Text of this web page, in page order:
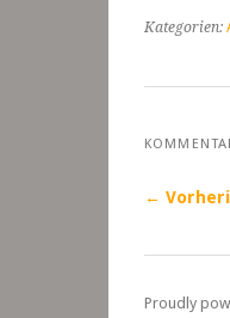
Kategorien:
←
Proudly